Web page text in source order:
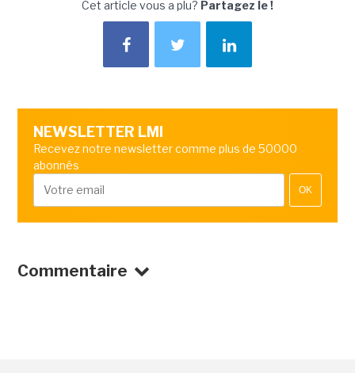
Cet article vous a plu? Partagez le !
NEWSLETTER LMI
Recevez notre newsletter comme plus de 50000
abonnés
OK
Commentaire